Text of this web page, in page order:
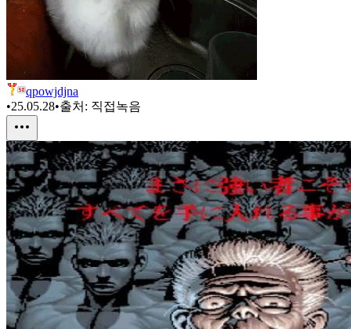
qpowjdjna
•25.05.28•출처: 직접녹음